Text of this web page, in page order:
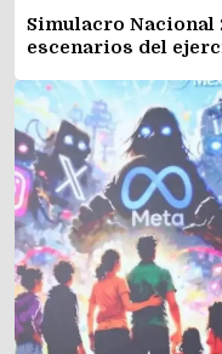
Simulacro Nacional
escenarios del